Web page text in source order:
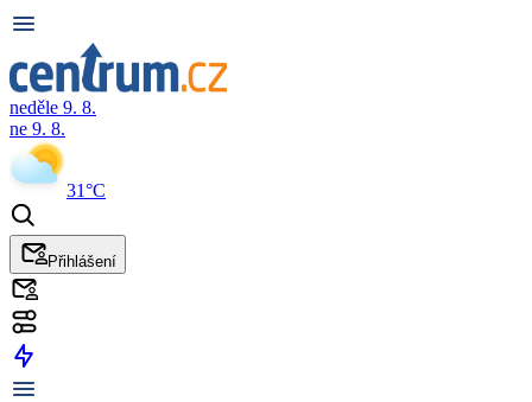
neděle 9. 8.
ne 9. 8.
31°C
Přihlášení